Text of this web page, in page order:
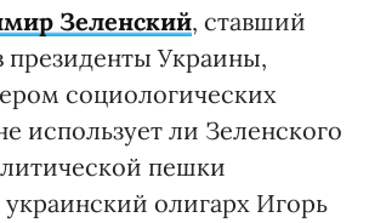
Зеленский, ставший
президенты Украины,
социологических
использует ли Зеленского
пешки
олигарх Игорь